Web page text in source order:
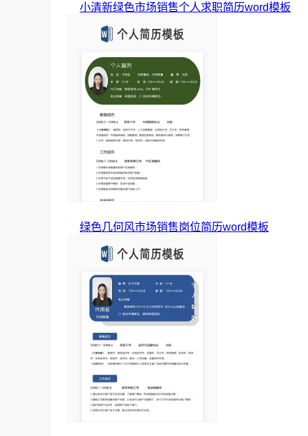
小清新绿色市场销售个人求职简历word模板
绿色几何风市场销售岗位简历word模板